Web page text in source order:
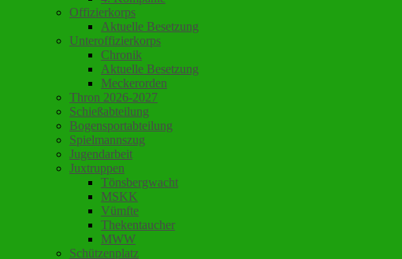
Offizierkorps
Aktuelle Besetzung
Unteroffizierkorps
Chronik
Aktuelle Besetzung
Meckerorden
Thron 2026-2027
Schießabteilung
Bogensportabteilung
Spielmannszug
Jugendarbeit
Juxtruppen
Tönsbergwacht
MSKK
Vümfte
Thekentaucher
MWW
Schützenplatz